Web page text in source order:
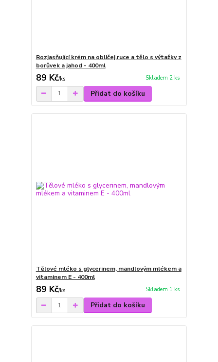
Rozjasňující krém na obličej,ruce a tělo s výtažky z
borůvek a jahod - 400ml
89 Kč/ks Skladem 2 ks
Přidat do košíku
Tělové mléko s glycerinem, mandlovým mlékem a
vitaminem E - 400ml
89 Kč/ks Skladem 1 ks
Přidat do košíku